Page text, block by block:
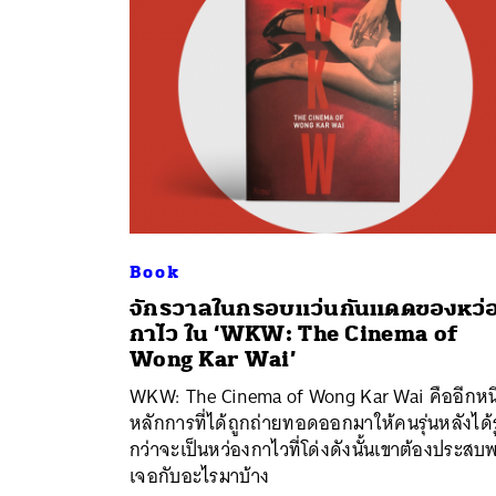
Book
จักรวาลในกรอบแว่นกันแดดของหว่
กาไว ใน ‘WKW: The Cinema of
Wong Kar Wai’
WKW: The Cinema of Wong Kar Wai คืออีกห
หลักการที่ได้ถูกถ่ายทอดออกมาให้คนรุ่นหลังได้
กว่าจะเป็นหว่องกาไวที่โด่งดังนั้นเขาต้องประสบ
เจอกับอะไรมาบ้าง
ค้น